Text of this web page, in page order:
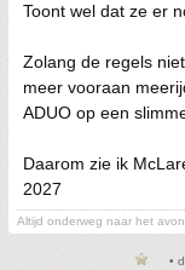
Toont wel dat ze er
Zolang de regels
meer vooraan
ADUO op een
Daarom zie ik
2027
Altijd onderweg naar het
•